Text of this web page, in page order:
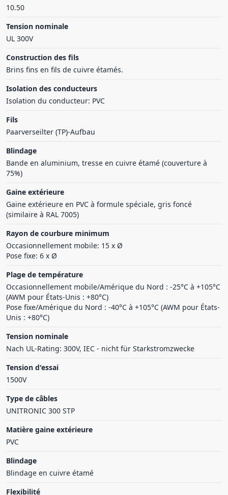
10.50
Tension nominale
UL 300V
Construction des fils
Brins fins en fils de cuivre étamés.
Isolation des conducteurs
Isolation du conducteur: PVC
Fils
Paarverseilter (TP)-Aufbau
Blindage
Bande en aluminium, tresse en cuivre étamé (couverture à
75%)
Gaine extérieure
Gaine extérieure en PVC à formule spéciale, gris foncé
(similaire à RAL 7005)
Rayon de courbure minimum
Occasionnellement mobile: 15 x Ø
Pose fixe: 6 x Ø
Plage de température
Occasionnellement mobile/Amérique du Nord : -25°C à +105°C
(AWM pour États-Unis : +80°C)
Pose fixe/Amérique du Nord : -40°C à +105°C (AWM pour États-
Unis : +80°C)
Tension nominale
Nach UL-Rating: 300V, IEC - nicht für Starkstromzwecke
Tension d'essai
1500V
Type de câbles
UNITRONIC 300 STP
Matière gaine extérieure
PVC
Blindage
Blindage en cuivre étamé
Flexibilité